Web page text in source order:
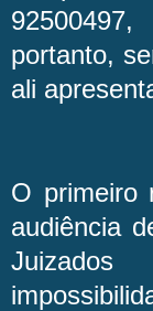
portanto,
ali
O primeiro
audiência